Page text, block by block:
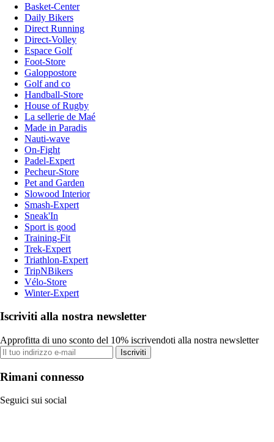
Basket-Center
Daily Bikers
Direct Running
Direct-Volley
Espace Golf
Foot-Store
Galoppostore
Golf and co
Handball-Store
House of Rugby
La sellerie de Maé
Made in Paradis
Nauti-wave
On-Fight
Padel-Expert
Pecheur-Store
Pet and Garden
Slowood Interior
Smash-Expert
Sneak'In
Sport is good
Training-Fit
Trek-Expert
Triathlon-Expert
TripNBikers
Vélo-Store
Winter-Expert
Iscriviti alla nostra newsletter
Approfitta di uno sconto del 10% iscrivendoti alla nostra newsletter
Iscriviti
Rimani connesso
Seguici sui social